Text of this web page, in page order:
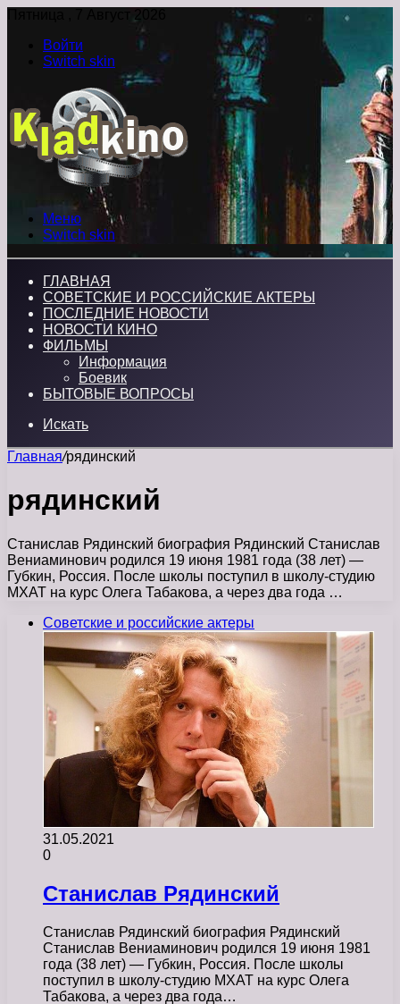
Пятница , 7 Август 2026
Войти
Switch skin
Меню
Switch skin
ГЛАВНАЯ
СОВЕТСКИЕ И РОССИЙСКИЕ АКТЕРЫ
ПОСЛЕДНИЕ НОВОСТИ
НОВОСТИ КИНО
ФИЛЬМЫ
Информация
Боевик
БЫТОВЫЕ ВОПРОСЫ
Искать
Главная/рядинский
рядинский
Станислав Рядинский биография Рядинский Станислав
Вениаминович родился 19 июня 1981 года (38 лет) —
Губкин, Россия. После школы поступил в школу-студию
МХАТ на курс Олега Табакова, а через два года …
Советские и российские актеры
31.05.2021
0
Станислав Рядинский
Станислав Рядинский биография Рядинский
Станислав Вениаминович родился 19 июня 1981
года (38 лет) — Губкин, Россия. После школы
поступил в школу-студию МХАТ на курс Олега
Табакова, а через два года…